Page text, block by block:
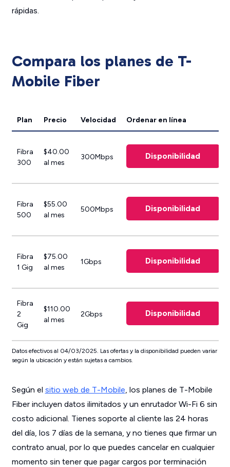
rápidas.
Compara los planes de T-
Mobile Fiber
Plan Precio Velocidad Ordenar en línea
Fibra
300
$40.00
al mes
300Mbps Disponibilidad
Fibra
500
$55.00
al mes
500Mbps Disponibilidad
Fibra
1 Gig
$75.00
al mes
1Gbps Disponibilidad
Fibra
2
Gig
$110.00
al mes
2Gbps Disponibilidad
Datos efectivos al 04/03/2025. Las ofertas y la disponibilidad pueden variar
según la ubicación y están sujetas a cambios.
Según el sitio web de T-Mobile, los planes de T-Mobile
Fiber incluyen datos ilimitados y un enrutador Wi-Fi 6 sin
costo adicional. Tienes soporte al cliente las 24 horas
del día, los 7 días de la semana, y no tienes que firmar un
contrato anual, por lo que puedes cancelar en cualquier
momento sin tener que pagar cargos por terminación